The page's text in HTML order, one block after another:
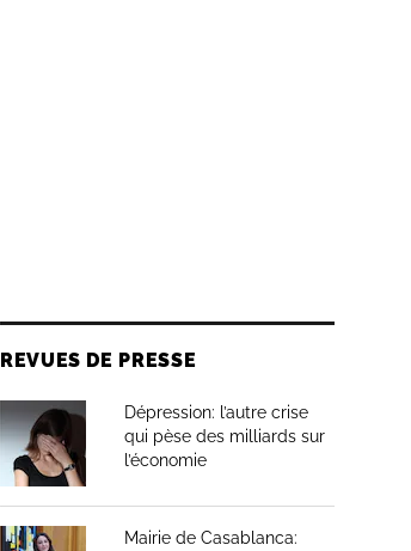
REVUES DE PRESSE
Dépression: l’autre crise
qui pèse des milliards sur
l’économie
Mairie de Casablanca: